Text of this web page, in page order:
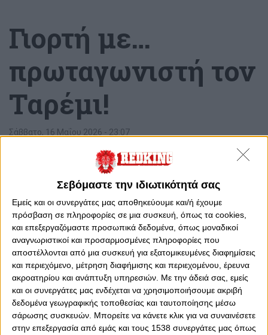
Σεβόμαστε την ιδιωτικότητά σας
Εμείς και οι συνεργάτες μας αποθηκεύουμε και/ή έχουμε
πρόσβαση σε πληροφορίες σε μια συσκευή, όπως τα cookies,
και επεξεργαζόμαστε προσωπικά δεδομένα, όπως μοναδικοί
αναγνωριστικοί και προσαρμοσμένες πληροφορίες που
αποστέλλονται από μια συσκευή για εξατομικευμένες διαφημίσεις
και περιεχόμενο, μέτρηση διαφήμισης και περιεχομένου, έρευνα
ακροατηρίου και ανάπτυξη υπηρεσιών. Με την άδειά σας, εμείς
και οι συνεργάτες μας ενδέχεται να χρησιμοποιήσουμε ακριβή
δεδομένα γεωγραφικής τοποθεσίας και ταυτοποίησης μέσω
σάρωσης συσκευών. Μπορείτε να κάνετε κλικ για να συναινέσετε
στην επεξεργασία από εμάς και τους 1538 συνεργάτες μας όπως
Γιορτή με…
πρωταγωνιστή τον
Ταρέμι!
Σάββατο, 16 Μαΐου 2026 - 23:07
0 0